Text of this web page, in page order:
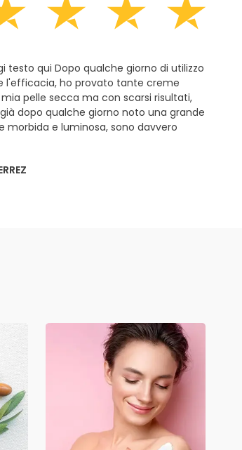
testo qui Dopo qualche giorno di utilizzo
l'efficacia, ho provato tante creme
pelle secca ma con scarsi risultati,
dopo qualche giorno noto una grande
morbida e luminosa, sono davvero